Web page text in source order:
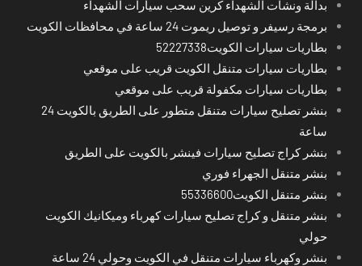
بدالة ونشات الشهداء كرين سحب سيارات الشهداء
برمجة رسيفر و توصيل ريموت 24 ساعة في محافظات الكويت
بطاريات سيارات الكويت52227338
بطاريات سيارات متنقل الكويت قريب على موقعي
بطاريات سيارات مكفولة قريب على موقعي
بنشر تصليح سيارات متنقل متطور على الطريق بالكويت 24
ساعة
بنشر كراج تصليح سيارات فينشر بالكويت على الطريق
بنشر متنقل الجهراء فوري
بنشر متنقل الكويت55336600
بنشر متنقل و كراج تصليح سيارات كهرباء وميكانيك الكويت
حولي
بنشر وكهرباء سيارات متنقل في الكويت وحولي 24 ساعة